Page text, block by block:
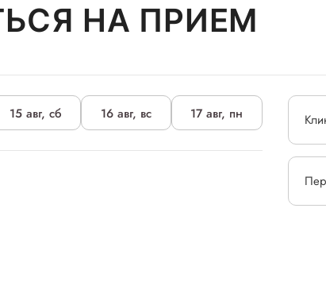
НА ПРИЕМ
15 авг, сб 16 авг, вс 17 авг, пн